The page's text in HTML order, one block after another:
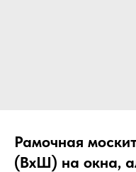
Рамочная
(ВхШ) на окна,